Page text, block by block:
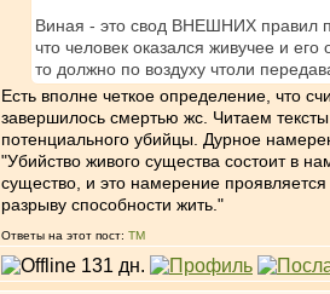
Виная - это свод ВНЕШНИХ правил
что человек оказался живучее и
то должно по воздуху чтоли
Есть вполне четкое определение, что
завершилось смертью жс. Читаем
потенциального убийцы. Дурное
"Убийство живого существа состоит в
существо, и это намерение
разрыву способности жить."
Ответы на этот пост: ТМ